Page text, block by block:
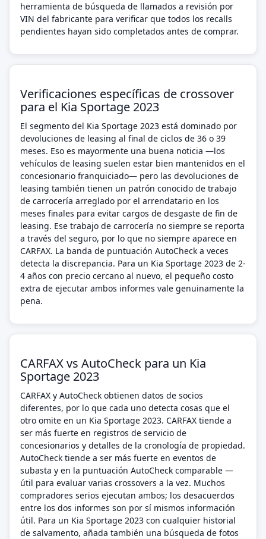
herramienta de búsqueda de llamados a revisión por
VIN del fabricante para verificar que todos los recalls
pendientes hayan sido completados antes de comprar.
Verificaciones específicas de crossover
para el Kia Sportage 2023
El segmento del Kia Sportage 2023 está dominado por
devoluciones de leasing al final de ciclos de 36 o 39
meses. Eso es mayormente una buena noticia —los
vehículos de leasing suelen estar bien mantenidos en el
concesionario franquiciado— pero las devoluciones de
leasing también tienen un patrón conocido de trabajo
de carrocería arreglado por el arrendatario en los
meses finales para evitar cargos de desgaste de fin de
leasing. Ese trabajo de carrocería no siempre se reporta
a través del seguro, por lo que no siempre aparece en
CARFAX. La banda de puntuación AutoCheck a veces
detecta la discrepancia. Para un Kia Sportage 2023 de 2-
4 años con precio cercano al nuevo, el pequeño costo
extra de ejecutar ambos informes vale genuinamente la
pena.
CARFAX vs AutoCheck para un Kia
Sportage 2023
CARFAX y AutoCheck obtienen datos de socios
diferentes, por lo que cada uno detecta cosas que el
otro omite en un Kia Sportage 2023. CARFAX tiende a
ser más fuerte en registros de servicio de
concesionarios y detalles de la cronología de propiedad.
AutoCheck tiende a ser más fuerte en eventos de
subasta y en la puntuación AutoCheck comparable —
útil para evaluar varias crossovers a la vez. Muchos
compradores serios ejecutan ambos; los desacuerdos
entre los dos informes son por sí mismos información
útil. Para un Kia Sportage 2023 con cualquier historial
de salvamento, añada también una búsqueda de fotos